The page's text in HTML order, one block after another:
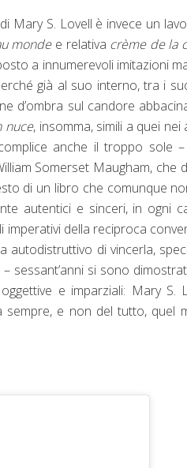
Mary S. Lovell è invece un
mondee relativa crème de la
a innumerevoli imitazioni
già al suo interno, tra i
d’ombra sul candore
nuce, insomma, simili a quei
anche il troppo sole
Somerset Maugham, che
di un libro che comunque
autentici e sinceri, in ogni
della reciproca
di vincerla,
sessant’anni si sono
e imparziali: Mary S.
e non del tutto, quel